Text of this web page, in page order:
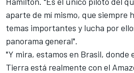
aparte de mí mismo, que siempre
temas importantes y lucha por
panorama general".
"Y mira, estamos en Brasil, donde
Tierra está realmente con el